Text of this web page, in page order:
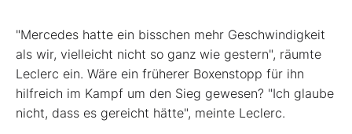
"Mercedes hatte ein bisschen mehr Geschwindigkeit
als wir, vielleicht nicht so ganz wie gestern", räumte
Leclerc ein. Wäre ein früherer Boxenstopp für ihn
hilfreich im Kampf um den Sieg gewesen? "Ich glaube
nicht, dass es gereicht hätte", meinte Leclerc.